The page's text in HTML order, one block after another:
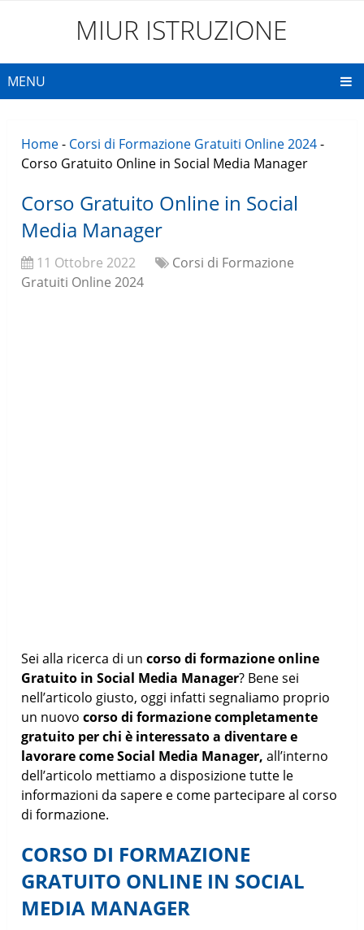
MIUR ISTRUZIONE
MENU
Home- Corsi di Formazione Gratuiti Online 2024-
Corso Gratuito Online in Social Media Manager
Corso Gratuito Online in Social
Media Manager
11 Ottobre 2022
Corsi di Formazione
Gratuiti Online 2024
Sei alla ricerca di uncorso di formazione online
Gratuito in Social Media Manager? Bene sei
nell’articolo giusto, oggi infatti segnaliamo proprio
un nuovo corso di formazione completamente
gratuito per chi è interessato a diventare e
lavorare come Social Media Manager,all’interno
dell’articolo mettiamo a disposizione tutte le
informazioni da sapere e come partecipare al corso
di formazione.
CORSO DI FORMAZIONE
GRATUITO ONLINE IN SOCIAL
MEDIA MANAGER